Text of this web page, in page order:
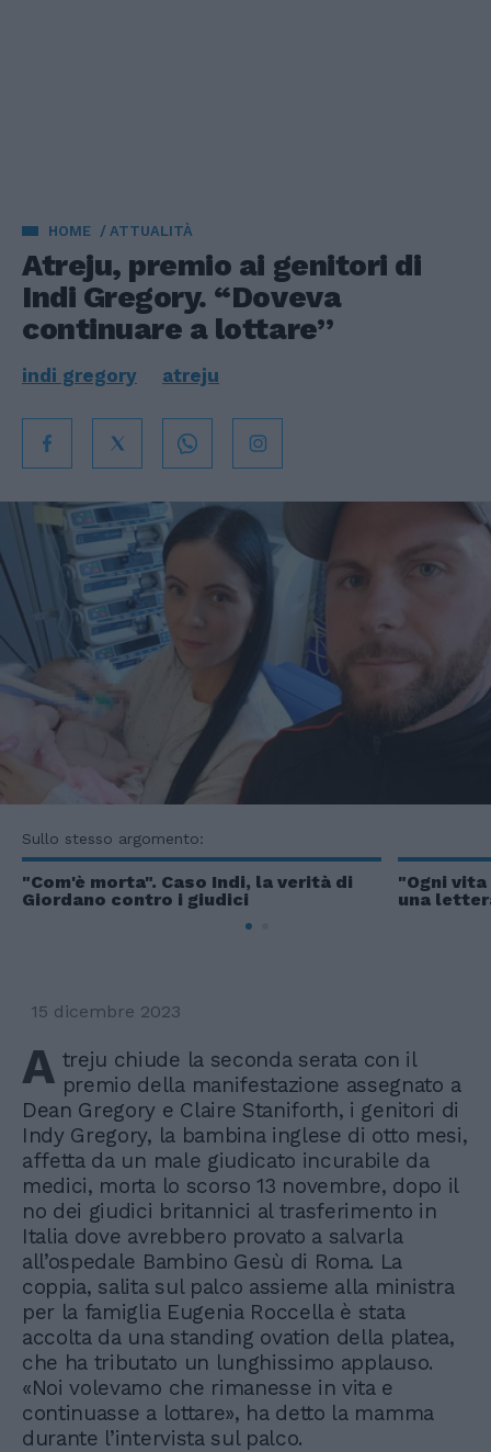
HOME ATTUALITÀ
Atreju, premio ai genitori di
Indi Gregory. “Doveva
continuare a lottare”
indi gregory atreju
Sullo stesso argomento:
"Com'è morta". Caso Indi, la verità di
Giordano contro i giudici
"Ogni
una
15 dicembre 2023
A treju chiude la seconda serata con il
premio della manifestazione assegnato a
Dean Gregory e Claire Staniforth, i genitori di
Indy Gregory, la bambina inglese di otto mesi,
affetta da un male giudicato incurabile da
medici, morta lo scorso 13 novembre, dopo il
no dei giudici britannici al trasferimento in
Italia dove avrebbero provato a salvarla
all’ospedale Bambino Gesù di Roma. La
coppia, salita sul palco assieme alla ministra
per la famiglia Eugenia Roccella è stata
accolta da una standing ovation della platea,
che ha tributato un lunghissimo applauso.
«Noi volevamo che rimanesse in vita e
continuasse a lottare», ha detto la mamma
durante l’intervista sul palco.